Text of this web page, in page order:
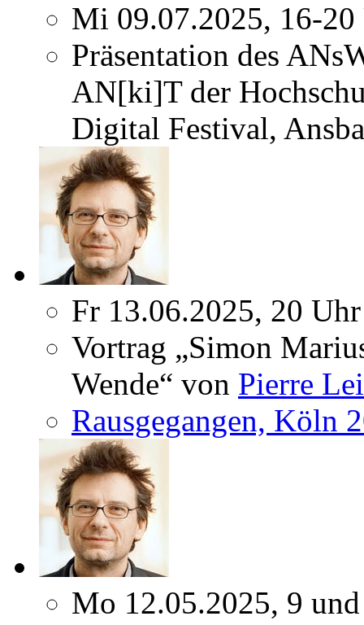
Mi 09.07.2025, 16-20
Präsentation des
AN[ki]T der
Digital Festival,
Fr 13.06.2025, 20 Uhr
Vortrag „Simon
Wende“ von Pierre
Rausgegangen, Köln
Mo 12.05.2025, 9